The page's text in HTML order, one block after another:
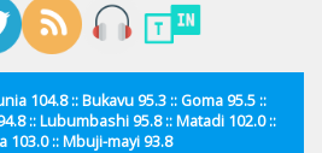
104.8 :: Bukavu 95.3 :: Goma 95.5 ::
:: Lubumbashi 95.8 :: Matadi 102.0 ::
103.0 :: Mbuji-mayi 93.8